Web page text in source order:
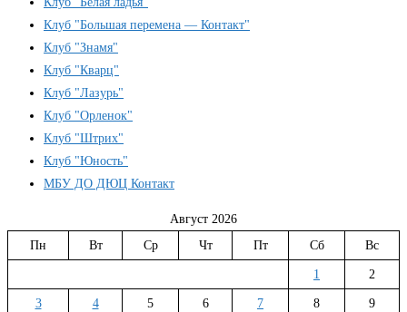
Клуб "Большая перемена — Контакт"
Клуб "Знамя"
Клуб "Кварц"
Клуб "Лазурь"
Клуб "Орленок"
Клуб "Штрих"
Клуб "Юность"
МБУ ДО ДЮЦ Контакт
Август 2026
Пн
Вт Ср Чт Пт Сб Вс
1 2
3 4 5 6 7 8 9